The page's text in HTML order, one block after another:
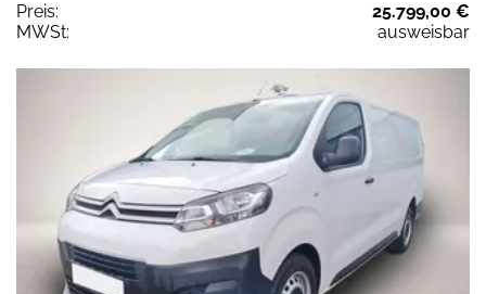
Preis:
25.799,00 €
MWSt:
ausweisbar